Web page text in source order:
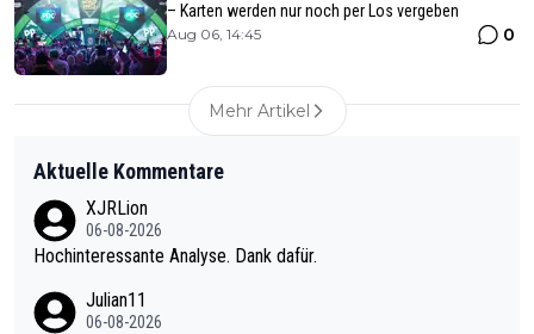
– Karten werden nur noch per Los vergeben
Aug 06, 14:45 0
Mehr Artikel
Aktuelle Kommentare
XJRLion
06-08-2026
Hochinteressante Analyse. Dank dafür.
Julian11
06-08-2026